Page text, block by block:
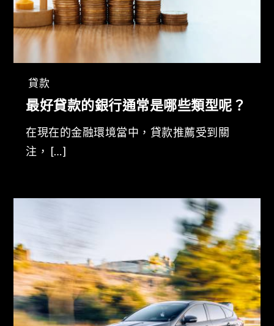
貸款
最好貸款的銀行通常是哪些類型呢？
在現在的金融環境當中，貸款推薦受到關
注， […]